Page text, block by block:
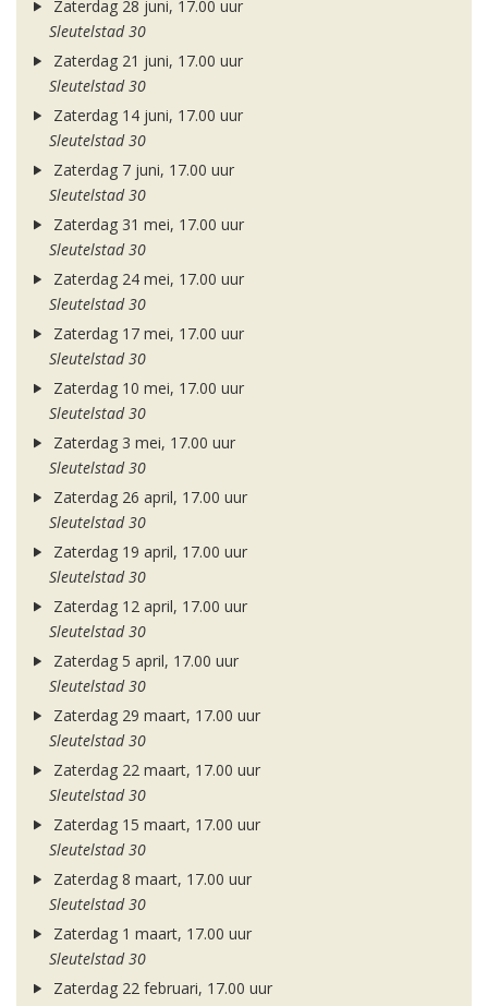
Zaterdag 28 juni, 17.00 uur
Sleutelstad 30
Zaterdag 21 juni, 17.00 uur
Sleutelstad 30
Zaterdag 14 juni, 17.00 uur
Sleutelstad 30
Zaterdag 7 juni, 17.00 uur
Sleutelstad 30
Zaterdag 31 mei, 17.00 uur
Sleutelstad 30
Zaterdag 24 mei, 17.00 uur
Sleutelstad 30
Zaterdag 17 mei, 17.00 uur
Sleutelstad 30
Zaterdag 10 mei, 17.00 uur
Sleutelstad 30
Zaterdag 3 mei, 17.00 uur
Sleutelstad 30
Zaterdag 26 april, 17.00 uur
Sleutelstad 30
Zaterdag 19 april, 17.00 uur
Sleutelstad 30
Zaterdag 12 april, 17.00 uur
Sleutelstad 30
Zaterdag 5 april, 17.00 uur
Sleutelstad 30
Zaterdag 29 maart, 17.00 uur
Sleutelstad 30
Zaterdag 22 maart, 17.00 uur
Sleutelstad 30
Zaterdag 15 maart, 17.00 uur
Sleutelstad 30
Zaterdag 8 maart, 17.00 uur
Sleutelstad 30
Zaterdag 1 maart, 17.00 uur
Sleutelstad 30
Zaterdag 22 februari, 17.00 uur